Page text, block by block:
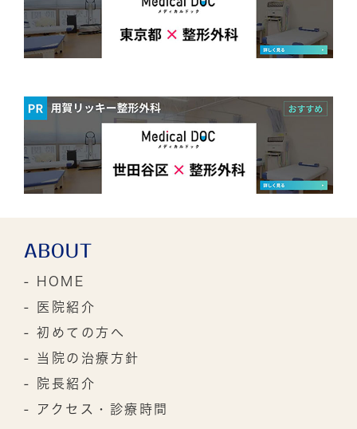
ABOUT
- HOME
- 医院紹介
- 初めての方へ
- 当院の治療方針
- 院長紹介
- アクセス・診療時間